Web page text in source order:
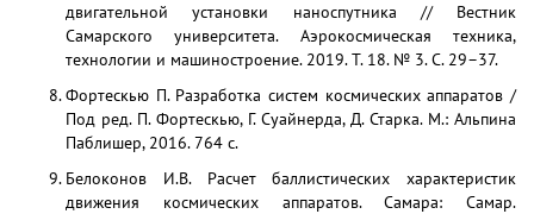
двигательной установки наноспутника // Вестник
Самарского университета. Аэрокосмическая техника,
технологии и машиностроение. 2019. Т. 18. № 3. С. 29–37.
Фортескью П. Разработка систем космических аппаратов /
Под ред. П. Фортескью, Г. Суайнерда, Д. Старка. М.: Альпина
Паблишер, 2016. 764 с.
Белоконов И.В. Расчет баллистических характеристик
движения космических аппаратов. Самара: Самар.